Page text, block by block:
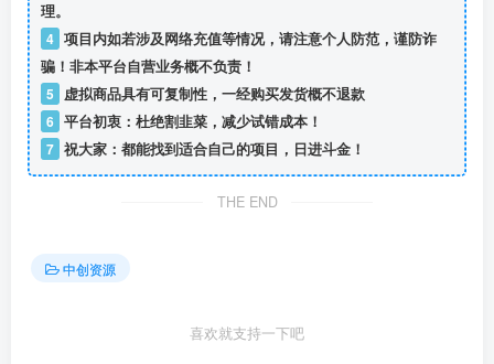
理。
4 项目内如若涉及网络充值等情况，请注意个人防范，谨防诈
骗！非本平台自营业务概不负责！
5
虚拟商品具有可复制性，一经购买发货概不退款
6 平台初衷：杜绝割韭菜，减少试错成本！
7 祝大家：都能找到适合自己的项目，日进斗金！
THE END
中创资源
喜欢就支持一下吧